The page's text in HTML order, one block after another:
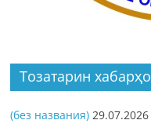
Тозатарин хабарҳо
(без названия) 29.07.2026